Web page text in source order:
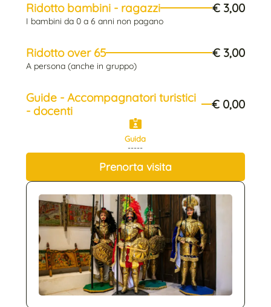
Ridotto bambini - ragazzi € 3,00
I bambini da 0 a 6 anni non pagano
Ridotto over 65 € 3,00
A persona (anche in gruppo)
Guide - Accompagnatori turistici
- docenti
€ 0,00
Guida
-----
Prenorta visita